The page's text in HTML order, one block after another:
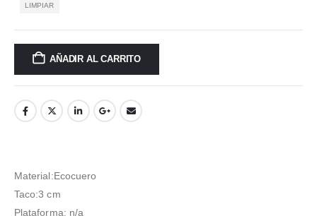
LIMPIAR
AÑADIR AL CARRITO
Material:Ecocuero
Taco:3 cm
Plataforma: n/a